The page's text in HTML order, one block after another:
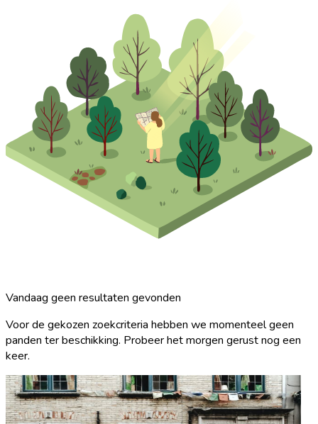
Vandaag geen resultaten gevonden
Voor de gekozen zoekcriteria hebben we momenteel geen
panden ter beschikking. Probeer het morgen gerust nog een
keer.